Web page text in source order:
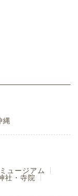
縄
ュージアム
社・寺院